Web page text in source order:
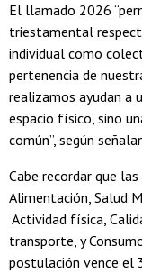
El llamado 2026
triestamental
individual como
pertenencia de
realizamos ayudan a
espacio físico, sino
común”, según
Cabe recordar que
Alimentación, Salud
Actividad física,
transporte, y
postulación vence el